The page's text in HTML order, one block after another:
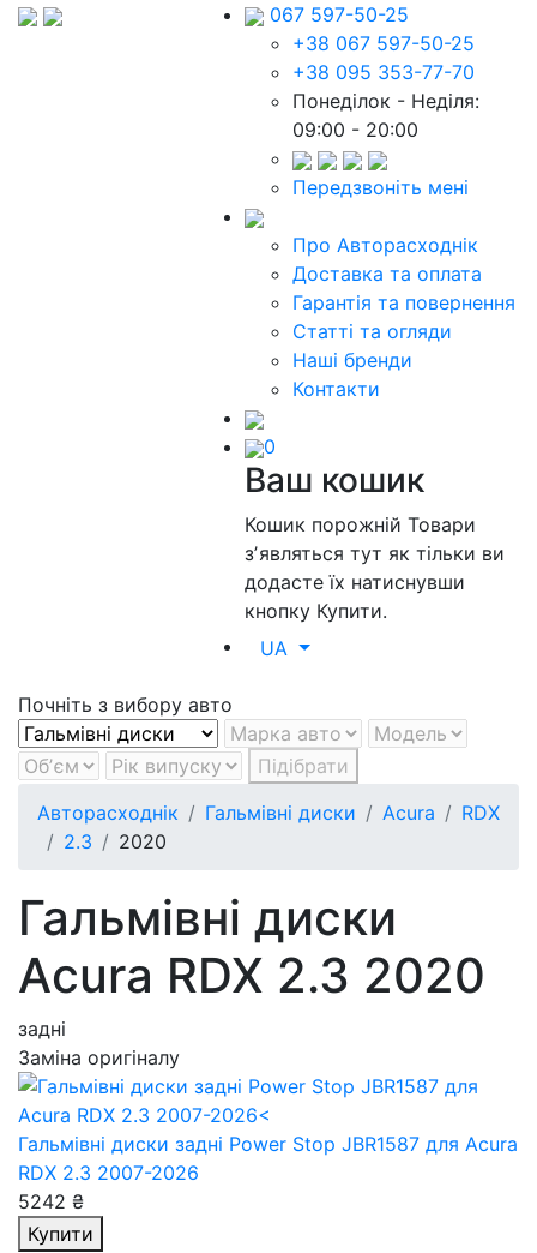
067 597-50-25
+38 067 597-50-25
+38 095 353-77-70
Понеділок - Неділя:
09:00 - 20:00
Передзвоніть мені
Про Авторасходнік
Доставка та оплата
Гарантія та повернення
Статті та огляди
Наші бренди
Контакти
0
Ваш кошик
Кошик порожнійТовари
зʼявляться тут як тільки ви
додасте їх натиснувши
кнопку Купити.
UA
Почніть з вибору авто
Підібрати
Авторасходнік
Гальмівні диски Acura
RDX
2.3
2020
Гальмівні диски
Acura RDX 2.3 2020
задні
Заміна оригіналу
Гальмівні диски задні Power Stop JBR1587 для Acura
RDX 2.3 2007-2026
5242 ₴
Купити